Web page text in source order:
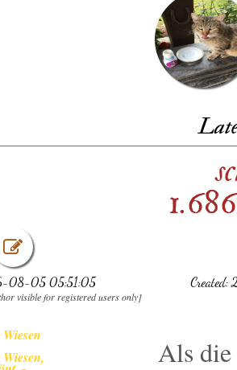
08-05 05:51:05
visible for registered users only]
Als die